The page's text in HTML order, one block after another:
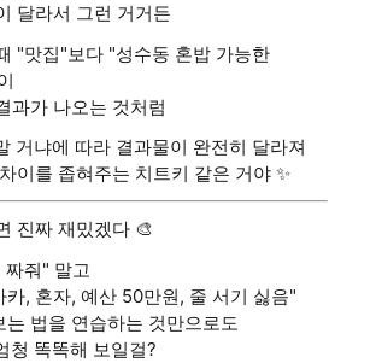
달라서 그런 거거든
"맛집"보다 "성수동 혼밥 가능한
과가 나오는 것처럼
거냐에 따라 결과물이 완전히 달라져
이를 좁혀주는 치트키 같은 거야 ✨
진짜 재밌겠다 🎨
줘" 말고
, 혼자, 예산 50만원, 줄 서기 싫음"
는 법을 연습하는 것만으로도
청 똑똑해 보일걸?